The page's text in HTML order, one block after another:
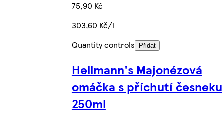
75,90 Kč
303,60 Kč/l
Quantity controls
Přidat
Hellmann's Majonézová
omáčka s příchutí česneku
250ml